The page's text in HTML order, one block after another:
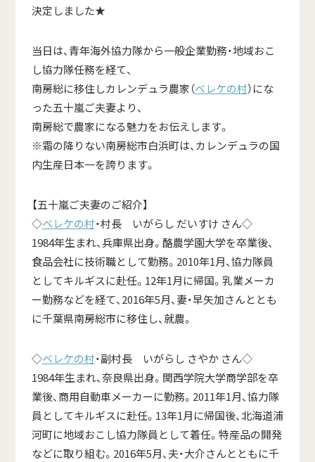
決定しました★
当日は、青年海外協力隊から一般企業勤務・地域おこ
し協力隊任務を経て、
南房総に移住しカレンデュラ農家（ベレケの村）にな
った五十嵐ご夫妻より、
南房総で農家になる魅力をお伝えします。
※霜の降りない南房総市白浜町は、カレンデュラの国
内生産日本一を誇ります。
【五十嵐ご夫妻のご紹介】
◇ベレケの村・村長 いがらし だいすけ さん◇
1984年生まれ、兵庫県出身。酪農学園大学を卒業後、
食品会社に技術職として勤務。2010年1月、協力隊員
としてキルギスに赴任。12年1月に帰国。乳業メーカ
ー勤務などを経て、2016年5月、妻・早矢加さんととも
に千葉県南房総市に移住し、就農。
◇ベレケの村・副村長 いがらし さやか さん◇
1984年生まれ、奈良県出身。関西学院大学商学部を卒
業後、商用自動車メーカーに勤務。2011年1月、協力隊
員としてキルギスに赴任。13年1月に帰国後、北海道浦
河町に地域おこし協力隊員として着任。特産品の開発
などに取り組む。2016年5月、夫・大介さんとともに千